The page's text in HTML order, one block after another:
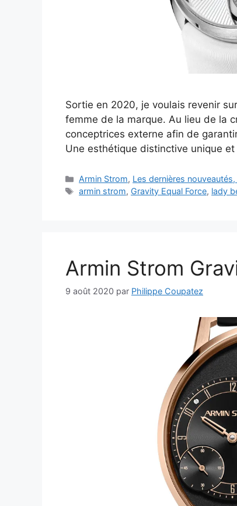
Sortie en 2020, je voulais revenir
femme de la marque. Au lieu de la
conceptrices externe afin de
Une esthétique distinctive unique
Catégories
Armin Strom, Les dernières
Étiquettes
armin strom, Gravity Equal Force, lady
Armin Strom
9 août 2020 par Philippe Coupatez